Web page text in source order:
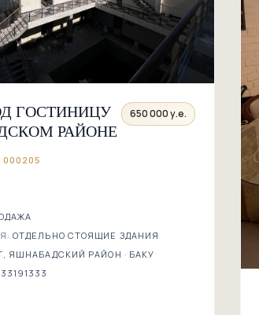
ГОСТИНИЦУ
РАЙОНЕ
650 000 у.е.
000205
ОТДЕЛЬНО СТОЯЩИЕ ЗДАНИЯ
ЯШНАБАДСКИЙ РАЙОН · БАКУ